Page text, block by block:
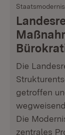
Die
getroffen
Die
zentrales